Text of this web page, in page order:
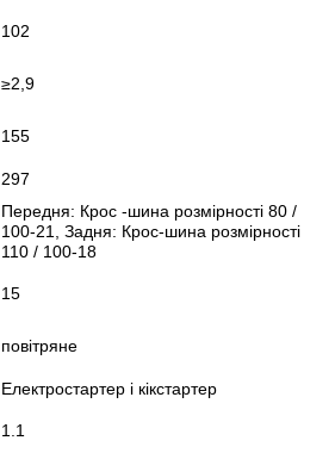
102
≥2,9
155
297
Передня: Крос -шина розмірності 80 /
100-21, Задня: Крос-шина розмірності
110 / 100-18
15
повітряне
Електростартер і кікстартер
1.1